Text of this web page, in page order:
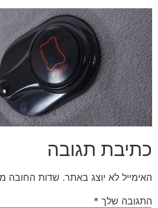
כתיבת תגובה
האימייל לא יוצג באתר. שדות החובה
התגובה שלך *